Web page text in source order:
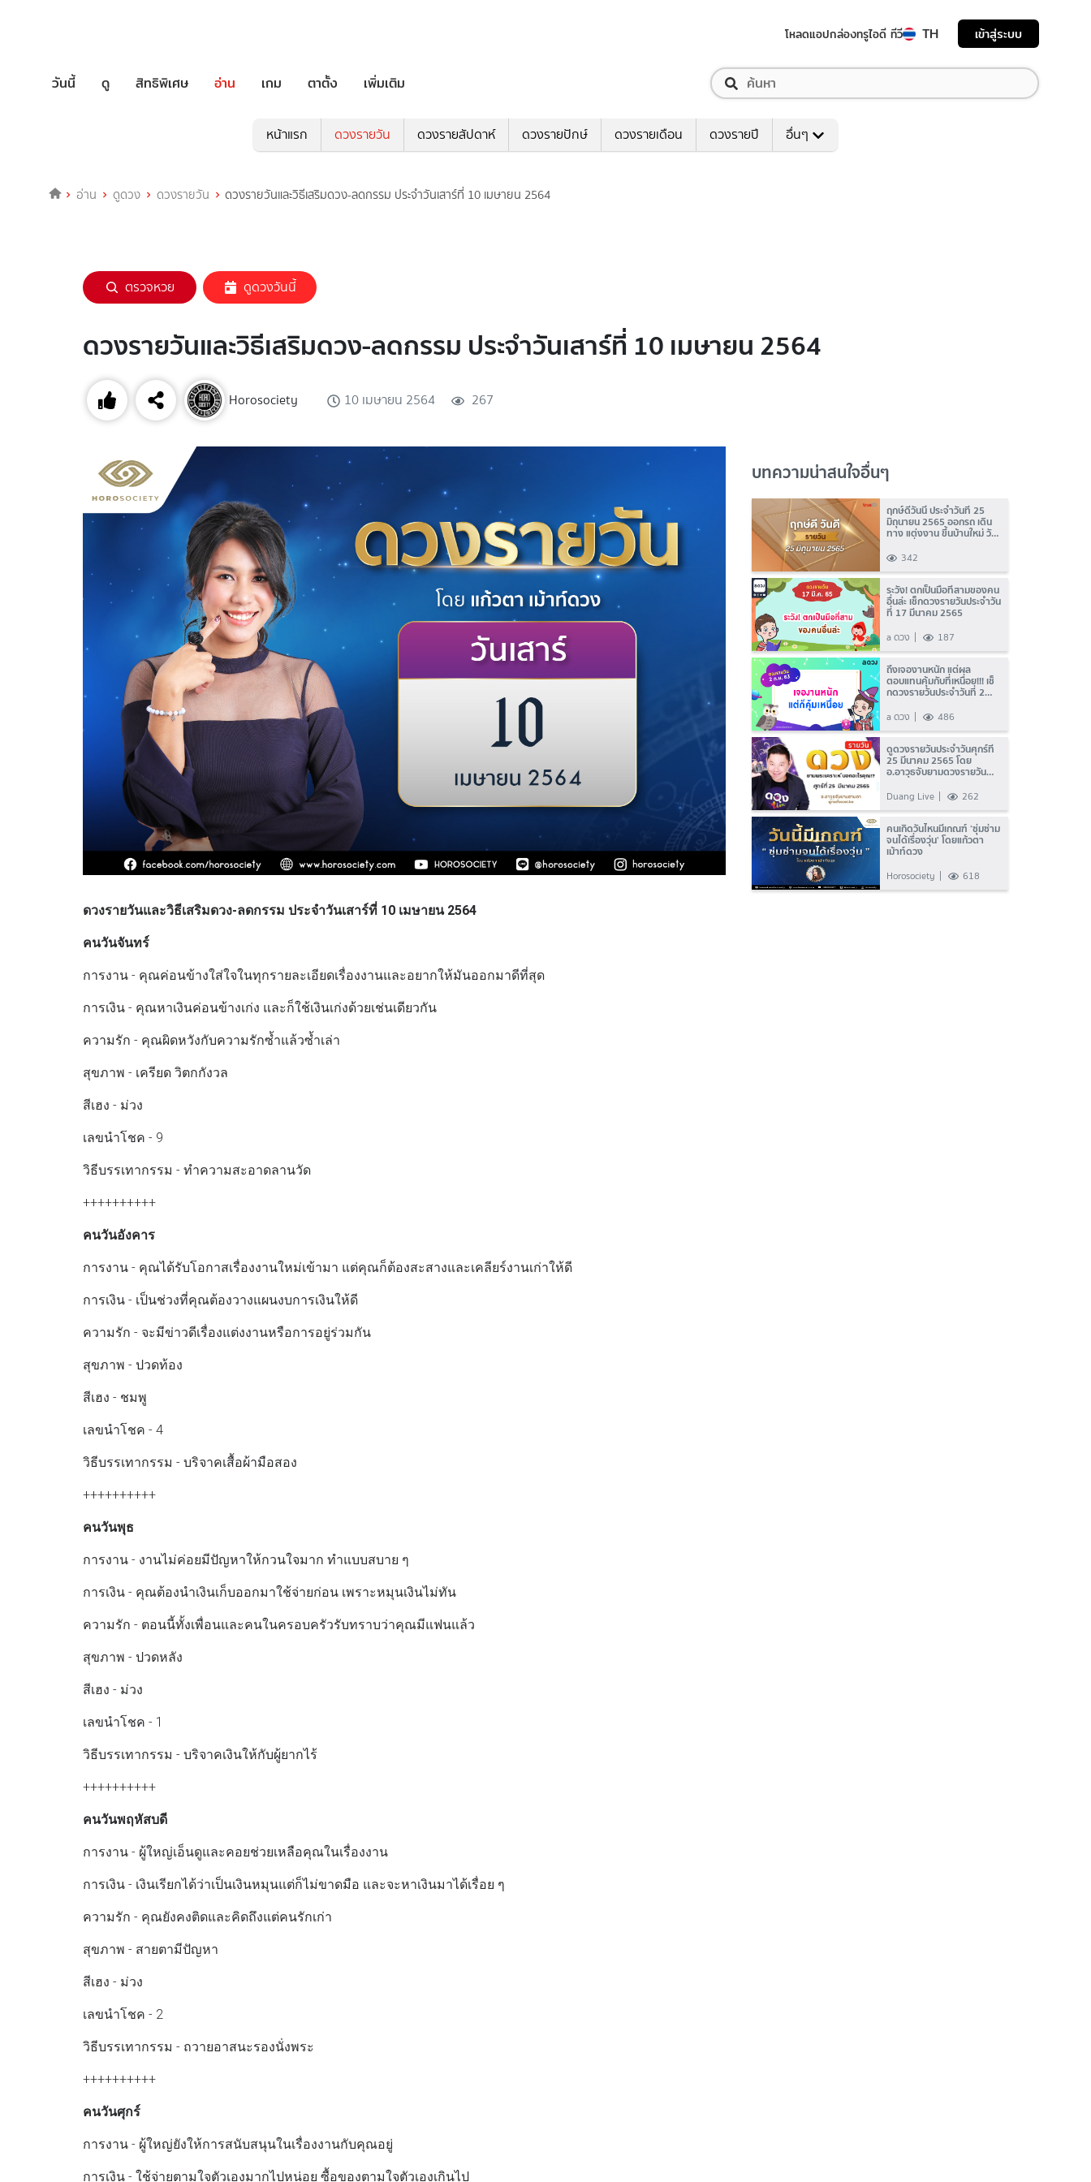
โหลดแอปกล่องทรูไอดี ทีวี TH เข้าสู่ระบบ
วันนี้ ดู สิทธิพิเศษ อ่าน เกม ตาตั้ง เพิ่มเติม
หน้าแรก ดวงรายวัน ดวงรายสัปดาห์ ดวงรายปักษ์ ดวงรายเดือน ดวงรายปี อื่นๆ
อ่าน ดูดวง ดวงรายวัน ดวงรายวันและวิธีเสริมดวง-ลดกรรม ประจำวันเสาร์ที่ 10 เมษายน 2564
ตรวจหวย ดูดวงวันนี้
ดวงรายวันและวิธีเสริมดวง-ลดกรรม ประจำวันเสาร์ที่ 10 เมษายน 2564
Horosociety 10 เมษายน 2564 267
ดวงรายวันและวิธีเสริมดวง-ลดกรรม ประจำวันเสาร์ที่ 10 เมษายน2564
คนวันจันทร์
การงาน - คุณค่อนข้างใส่ใจในทุกรายละเอียดเรื่องงานและอยากให้มันออกมาดีที่สุด
การเงิน - คุณหาเงินค่อนข้างเก่ง และก็ใช้เงินเก่งด้วยเช่นเดียวกัน
ความรัก - คุณผิดหวังกับความรักซ้ำแล้วซ้ำเล่า
สุขภาพ - เครียด วิตกกังวล
สีเฮง - ม่วง
เลขนำโชค - 9
วิธีบรรเทากรรม - ทำความสะอาดลานวัด
++++++++++
คนวันอังคาร
การงาน - คุณได้รับโอกาสเรื่องงานใหม่เข้ามา แต่คุณก็ต้องสะสางและเคลียร์งานเก่าให้ดี
การเงิน - เป็นช่วงที่คุณต้องวางแผนงบการเงินให้ดี
ความรัก - จะมีข่าวดีเรื่องแต่งงานหรือการอยู่ร่วมกัน
สุขภาพ - ปวดท้อง
สีเฮง - ชมพู
เลขนำโชค - 4
วิธีบรรเทากรรม - บริจาคเสื้อผ้ามือสอง
++++++++++
คนวันพุธ
การงาน - งานไม่ค่อยมีปัญหาให้กวนใจมาก ทำแบบสบาย ๆ
การเงิน - คุณต้องนำเงินเก็บออกมาใช้จ่ายก่อน เพราะหมุนเงินไม่ทัน
ความรัก - ตอนนี้ทั้งเพื่อนและคนในครอบครัวรับทราบว่าคุณมีแฟนแล้ว
สุขภาพ - ปวดหลัง
สีเฮง - ม่วง
เลขนำโชค - 1
วิธีบรรเทากรรม - บริจาคเงินให้กับผู้ยากไร้
++++++++++
คนวันพฤหัสบดี
การงาน - ผู้ใหญ่เอ็นดูและคอยช่วยเหลือคุณในเรื่องงาน
การเงิน - เงินเรียกได้ว่าเป็นเงินหมุนแต่ก็ไม่ขาดมือ และจะหาเงินมาได้เรื่อย ๆ
ความรัก - คุณยังคงติดและคิดถึงแต่คนรักเก่า
สุขภาพ - สายตามีปัญหา
สีเฮง - ม่วง
เลขนำโชค - 2
วิธีบรรเทากรรม - ถวายอาสนะรองนั่งพระ
++++++++++
คนวันศุกร์
การงาน - ผู้ใหญ่ยังให้การสนับสนุนในเรื่องงานกับคุณอยู่
การเงิน - ใช้จ่ายตามใจตัวเองมากไปหน่อย ซื้อของตามใจตัวเองเกินไป
บทความน่าสนใจอื่นๆ
ฤกษ์ดีวันนี้ ประจำวันที่ 25
มิถุนายน 2565 ออกรถ เดิน
ทาง แต่งงาน ขึ้นบ้านใหม่ วัน
342
ระวัง! ตกเป็นมือที่สามของคน
อื่นล่ะ เช็กดวงรายวันประจำวัน
ที่ 17 มีนาคม 2565
a ดวง 187
ถึงเจองานหนัก แต่ผล
ตอบแทนคุ้มกับที่เหนื่อย!!! เช็
กดวงรายวันประจำวันที่ 2
a ดวง 486
ดูดวงรายวันประจำวันศุกร์ที่
25 มีนาคม 2565 โดย
อ.อาวุธจับยามดวงรายวัน
Duang Live 262
คนเกิดวันไหนมีเกณฑ์ ‘ซุ่มซ่าม
จนได้เรื่องวุ่น’ โดยแก้วตา
เม้าท์ดวง
Horosociety 618